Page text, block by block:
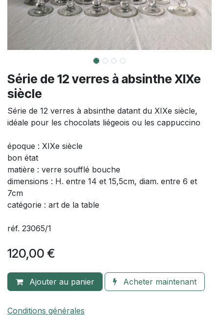
Série de 12 verres à absinthe XIXe
siècle
Série de 12 verres à absinthe datant du XIXe siècle,
idéale pour les chocolats liégeois ou les cappuccino
époque : XIXe siècle
bon état
matière : verre soufflé bouche
dimensions : H. entre 14 et 15,5cm, diam. entre 6 et
7cm
catégorie : art de la table
réf. 23065/1
120,00 €
Ajouter au panier Acheter maintenant
Conditions générales